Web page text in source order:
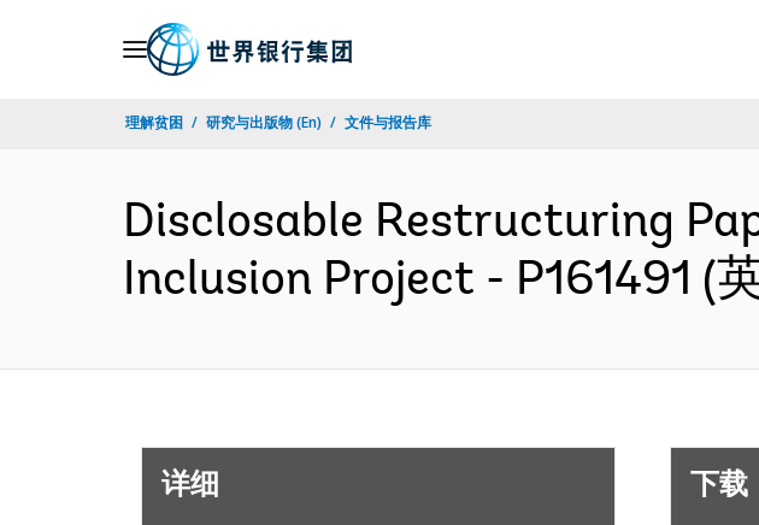
理解贫困 研究与出版物 (En) 文件与报告库
Disclosable Restructuring
Inclusion Project - P161491 (
详细 下载